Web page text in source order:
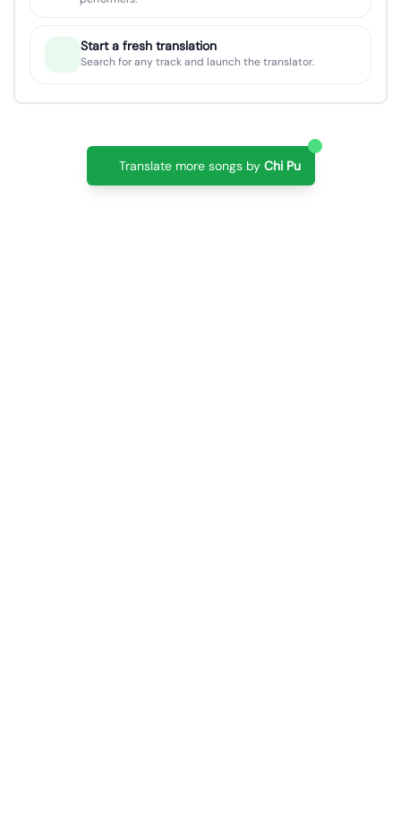
Start a fresh translation
Search for any track and launch the translator.
Translate more songs by Chi Pu